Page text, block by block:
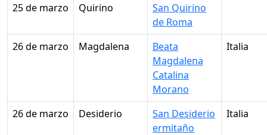
25 de marzo
Quirino
San Quirino
de Roma
26 de marzo
Magdalena
Beata
Magdalena
Catalina
Morano
Italia
26 de marzo Desiderio
San Desiderio
ermitaño
Italia